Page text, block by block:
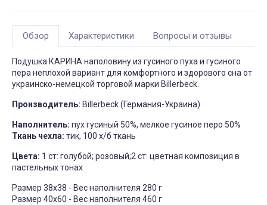
Обзор Характеристики Вопросы и отзывы
Подушка КАРИНА наполовину из гусиного пуха и гусиного
пера неплохой вариант для комфортного и здорового сна от
украинско-немецкой торговой марки Billerbeck.
Производитель: Billerbeck (Германия-Украина)
Наполнитель: пух гусиный 50%, мелкое гусиное перо 50%
Ткань чехла: тик, 100 х/б ткань
Цвета: 1 ст: голубой; розовый;2 ст: цветная композиция в
пастельных тонах
Размер 38х38 - Вес наполнителя 280 г
Размер 40х60 - Вес наполнителя 460 г